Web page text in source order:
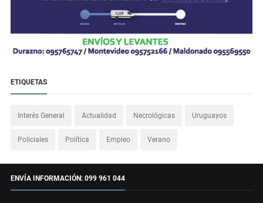
ETIQUETAS
Interés General Actualidad Necrológicas Uruguayos
Policiales Política Empleo Verano
ENVÍA INFORMACIÓN: 099 961 044